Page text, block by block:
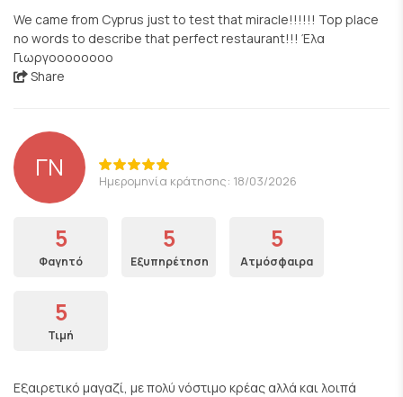
We came from Cyprus just to test that miracle!!!!!! Top place
no words to describe that perfect restaurant!!! Έλα
Γιωργοοοοοοοο
Share
ΓΝ Ημερομηνία κράτησης: 18/03/2026
5
Φαγητό
5
Εξυπηρέτηση
5
Ατμόσφαιρα
5
Τιμή
Εξαιρετικό μαγαζί, με πολύ νόστιμο κρέας αλλά και λοιπά